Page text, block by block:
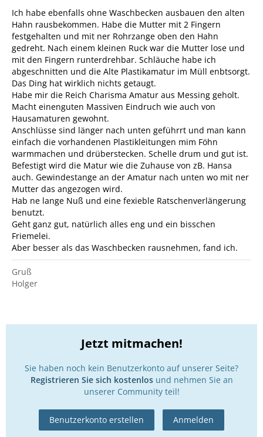
Ich habe ebenfalls ohne Waschbecken ausbauen den alten
Hahn rausbekommen. Habe die Mutter mit 2 Fingern
festgehalten und mit ner Rohrzange oben den Hahn
gedreht. Nach einem kleinen Ruck war die Mutter lose und
mit den Fingern runterdrehbar. Schläuche habe ich
abgeschnitten und die Alte Plastikamatur im Müll enbtsorgt.
Das Ding hat wirklich nichts getaugt.
Habe mir die Reich Charisma Amatur aus Messing geholt.
Macht einenguten Massiven Eindruch wie auch von
Hausamaturen gewohnt.
Anschlüsse sind länger nach unten geführrt und man kann
einfach die vorhandenen Plastikleitungen mim Föhn
warmmachen und drüberstecken. Schelle drum und gut ist.
Befestigt wird die Matur wie die Zuhause von zB. Hansa
auch. Gewindestange an der Amatur nach unten wo mit ner
Mutter das angezogen wird.
Hab ne lange Nuß und eine fexieble Ratschenverlängerung
benutzt.
Geht ganz gut, natürlich alles eng und ein bisschen
Friemelei.
Aber besser als das Waschbecken rausnehmen, fand ich.
Gruß
Holger
Jetzt mitmachen!
Sie haben noch kein Benutzerkonto auf unserer Seite?
Registrieren Sie sich kostenlosund nehmen Sie an
unserer Community teil!
Benutzerkonto erstellen Anmelden